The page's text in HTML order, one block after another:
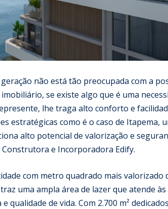
não está tão preocupada com a
se existe algo que é uma
lhe traga alto conforto e
estratégicas como é o caso de Itapema,
alto potencial de valorização e
e Incorporadora Edify.
com metro quadrado mais valorizado
uma ampla área de lazer que atende
qualidade de vida. Com 2.700 m²